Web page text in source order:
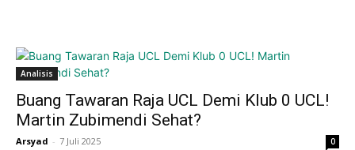
Analisis
Buang Tawaran Raja UCL Demi Klub 0 UCL!
Martin Zubimendi Sehat?
Arsyad - 7 Juli 2025 0